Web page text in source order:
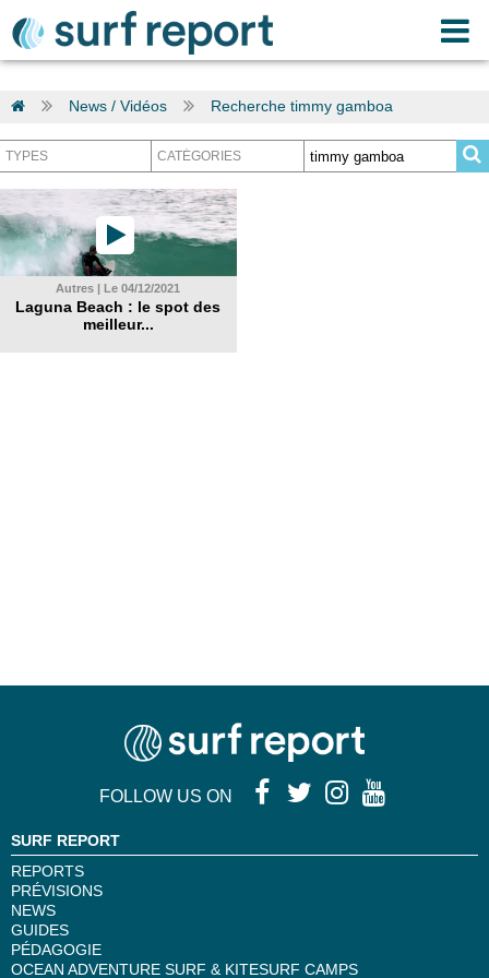
News / Vidéos Recherche timmy gamboa
Autres | Le 04/12/2021
Laguna Beach : le spot des
meilleur...
FOLLOW US ON
SURF REPORT
REPORTS
PRÉVISIONS
NEWS
GUIDES
PÉDAGOGIE
OCEAN ADVENTURE SURF & KITESURF CAMPS